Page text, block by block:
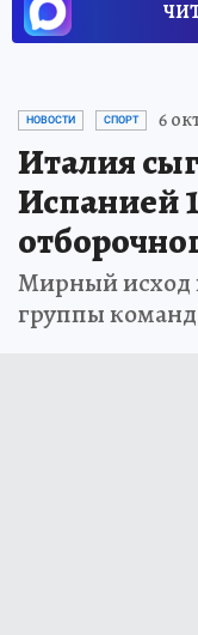
НОВОСТИ СПОРТ 6
Италия
Испанией
Мирный исход
группы